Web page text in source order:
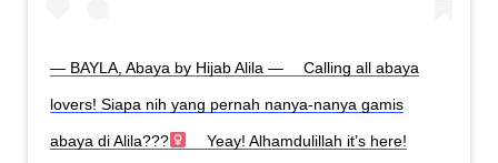
— BAYLA, Abaya by Hijab Alila — ⠀ Calling all abaya
lovers! Siapa nih yang pernah nanya-nanya gamis
abaya di Alila???‍ ⠀ Yeay! Alhamdulillah it’s here!